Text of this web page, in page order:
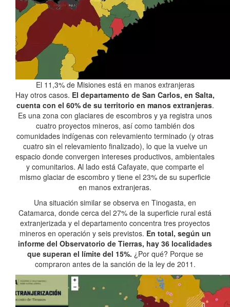
El 11,3% de Misiones está en manos extranjeras
Hay otros casos. El departamento de San Carlos, en Salta,
cuenta con el 60% de su territorio en manos extranjeras.
Es una zona con glaciares de escombros y ya registra unos
cuatro proyectos mineros, así como también dos
comunidades indígenas con relevamiento terminado (y otras
cuatro sin el relevamiento finalizado), lo que la vuelve un
espacio donde convergen intereses productivos, ambientales
y comunitarios. Al lado está Cafayate, que comparte el
mismo glaciar de escombro y tiene el 23% de su superficie
en manos extranjeras.
Una situación similar se observa en Tinogasta, en
Catamarca, donde cerca del 27% de la superficie rural está
extranjerizada y el departamento concentra tres proyectos
mineros en operación y seis previstos. En total, según un
informe del Observatorio de Tierras, hay 36 localidades
que superan el límite del 15%. ¿Por qué? Porque se
compraron antes de la sanción de la ley de 2011.